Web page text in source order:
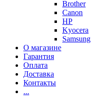
Brother
Canon
HP
Kyocera
Samsung
О магазине
Гарантия
Оплата
Доставка
Контакты
...